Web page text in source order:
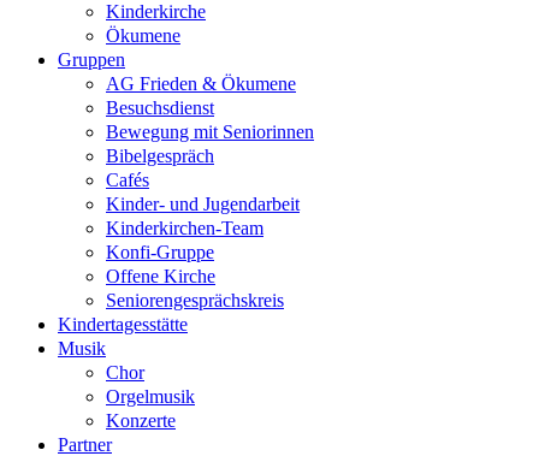
Kinderkirche
Ökumene
Gruppen
AG Frieden & Ökumene
Besuchsdienst
Bewegung mit Seniorinnen
Bibelgespräch
Cafés
Kinder- und Jugendarbeit
Kinderkirchen-Team
Konfi-Gruppe
Offene Kirche
Seniorengesprächskreis
Kindertagesstätte
Musik
Chor
Orgelmusik
Konzerte
Partner